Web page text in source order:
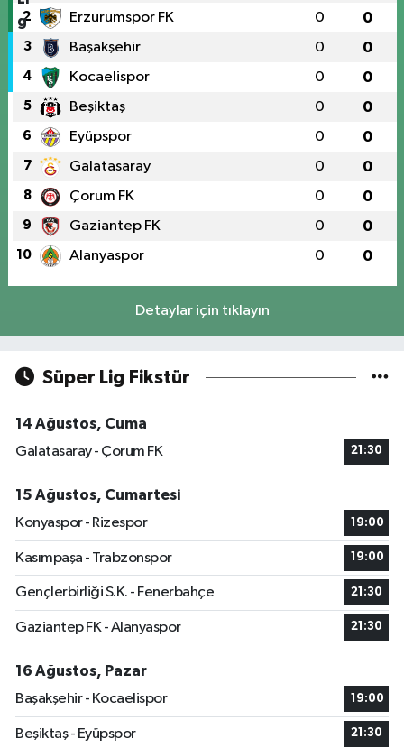
2 Erzurumspor FK 0 0
3 Başakşehir 0 0
4 Kocaelispor 0 0
5 Beşiktaş 0 0
6 Eyüpspor 0 0
7 Galatasaray 0 0
8 Çorum FK 0 0
9 Gaziantep FK 0 0
10 Alanyaspor 0 0
Detaylar için tıklayın
Süper Lig Fikstür
14 Ağustos, Cuma
Galatasaray - Çorum FK
21:30
15 Ağustos, Cumartesi
Konyaspor - Rizespor
19:00
Kasımpaşa - Trabzonspor 19:00
Gençlerbirliği S.K. - Fenerbahçe 21:30
Gaziantep FK - Alanyaspor 21:30
16 Ağustos, Pazar
Başakşehir - Kocaelispor
19:00
Beşiktaş - Eyüpspor 21:30